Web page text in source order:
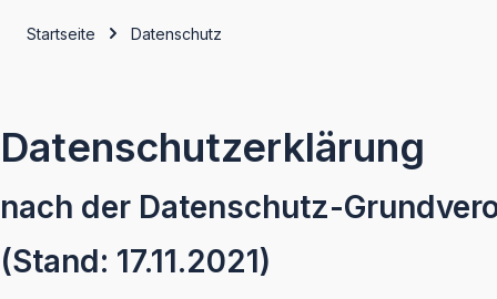
Startseite Datenschutz
Datenschutzerklärung
nach der Datenschutz-
(Stand: 17.11.2021)